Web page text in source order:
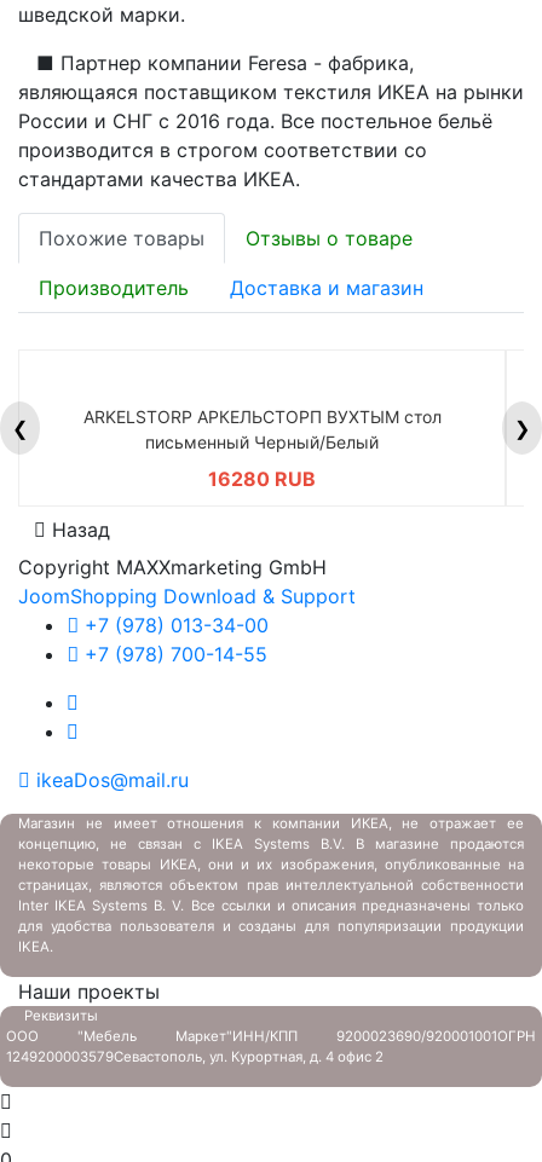
шведской марки.
■ Партнер компании Feresa - фабрика,
являющаяся поставщиком текстиля ИКЕА на рынки
России и СНГ с 2016 года. Все постельное бельё
производится в строгом соответствии со
стандартами качества ИКЕА.
Похожие товары Отзывы о товаре
Производитель Доставка и магазин
❮
ARKELSTORP АРКЕЛЬСТОРП ВУХТЫМ стол
письменный Черный/Белый
16280 RUB
❯
Назад
Copyright MAXXmarketing GmbH
JoomShopping Download & Support
+7 (978) 013-34-00
+7 (978) 700-14-55
ikeaDos@mail.ru
Магазин не имеет отношения к компании ИКЕА, не отражает ее
концепцию, не связан с IKEA Systems B.V. В магазине продаются
некоторые товары ИКЕА, они и их изображения, опубликованные на
страницах, являются объектом прав интеллектуальной собственности
Inter IKEA Systems B. V. Все ссылки и описания предназначены только
для удобства пользователя и созданы для популяризации продукции
IKEA.
Наши проекты
Реквизиты
ООО "Мебель Маркет"ИНН/КПП 9200023690/920001001ОГРН
1249200003579Севастополь, ул. Курортная, д. 4 офис 2